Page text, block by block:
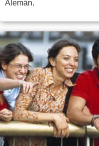
Alemán.